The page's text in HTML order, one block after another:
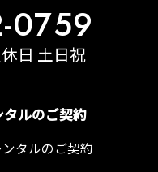
0759
日 土日祝
タルのご契約
ンタルのご契約